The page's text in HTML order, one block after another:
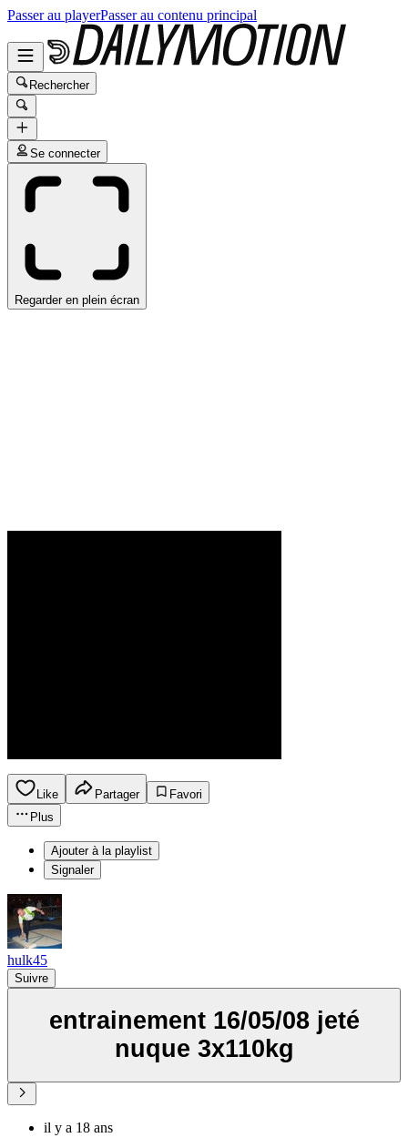
Passer au playerPasser au contenu principal
Rechercher
Se connecter
Regarder en plein écran
Like Partager
Favori
Plus
Ajouter à la playlist
Signaler
hulk45
Suivre
entrainement 16/05/08 jeté
nuque 3x110kg
il y a 18 ans